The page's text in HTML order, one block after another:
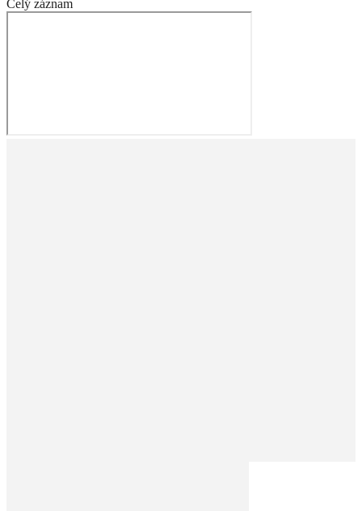
Celý záznam